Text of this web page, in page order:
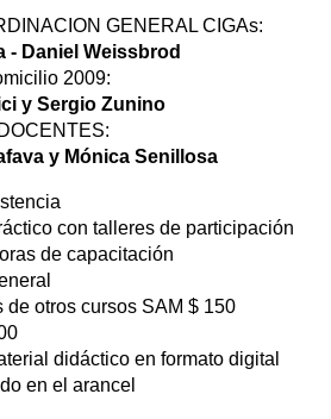
GENERAL CIGAs:
- Daniel Weissbrod
2009:
y Sergio Zunino
y Mónica Senillosa
con talleres de participación
de capacitación
cursos SAM $ 150
100
didáctico en formato digital
en el arancel